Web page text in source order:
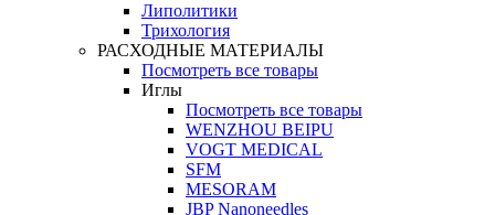
Липолитики
Трихология
РАСХОДНЫЕ МАТЕРИАЛЫ
Посмотреть все товары
Иглы
Посмотреть все товары
WENZHOU BEIPU
VOGT MEDICAL
SFM
MESORAM
JBP Nanoneedles